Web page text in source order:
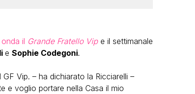
il Grande Fratello Vipe il settimanale
e Sophie Codegoni.
Vip. – ha dichiarato la Ricciarelli –
e voglio portare nella Casa il mio